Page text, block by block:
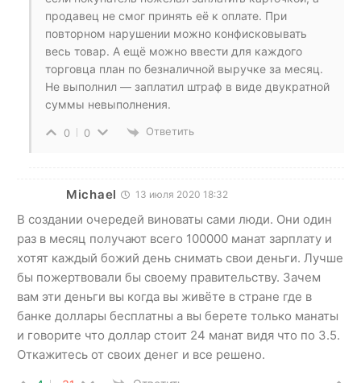
продавец не смог принять её к оплате. При
повторном нарушении можно конфисковывать
весь товар. А ещё можно ввести для каждого
торговца план по безналичной выручке за месяц.
Не выполнил — заплатил штраф в виде двукратной
суммы невыполнения.
0 0 Ответить
Michael 13 июля 2020 18:32
В создании очередей виноваты сами люди. Они один
раз в месяц получают всего 100000 манат зарплату и
хотят каждый божий день снимать свои деньги. Лучше
бы пожертвовали бы своему правительству. Зачем
вам эти деньги вы когда вы живёте в стране где в
банке доллары бесплатны а вы берете только манаты
и говорите что доллар стоит 24 манат видя что по 3.5.
Откажитесь от своих денег и все решено.